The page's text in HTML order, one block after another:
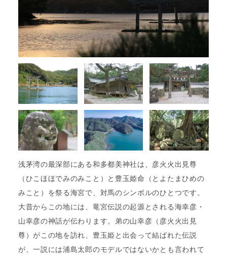
浅茅湾の最深部にある和多都美神社は、彦火火出見尊
（ひこほほでみのみこと）と豊玉姫命（とよたまひめの
みこと）を祭る海宮で、対馬のシンボルのひとつです。
大昔からこの地には、竜宮伝説の起源とされる海幸彦・
山幸彦の神話が伝わります。弟の山幸彦（彦火火出見
尊）がこの地を訪れ、豊玉姫と出会って結ばれた伝説
が、一説には浦島太郎のモデルではないかとも言われて